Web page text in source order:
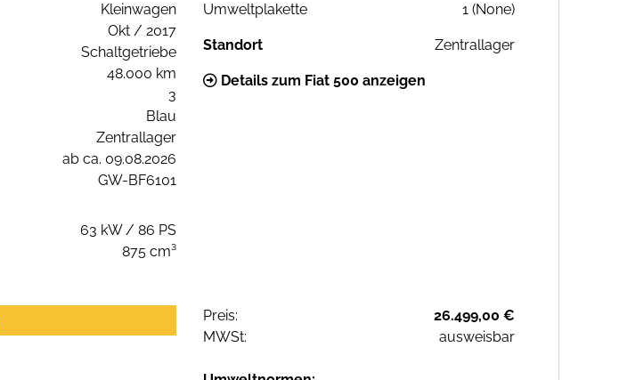
Kleinwagen
Okt / 2017
Schaltgetriebe
48.000 km
3
Blau
Zentrallager
ab ca. 09.08.2026
GW-BF6101
63 kW / 86 PS
875 cm³
Umweltplakette
1 (None)
Standort Zentrallager
Details zum Fiat 500 anzeigen
Preis:
26.499,00 €
MWSt:
ausweisbar